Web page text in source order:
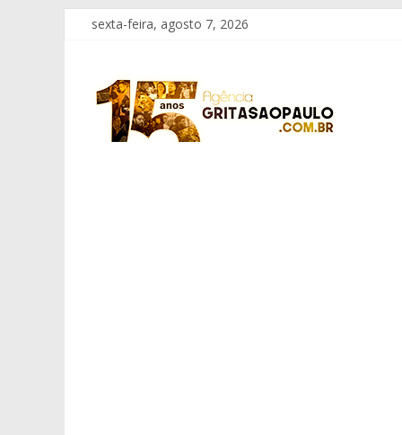
Pular
conteúdo
sexta-feira, agosto 7, 2026
Grita
São